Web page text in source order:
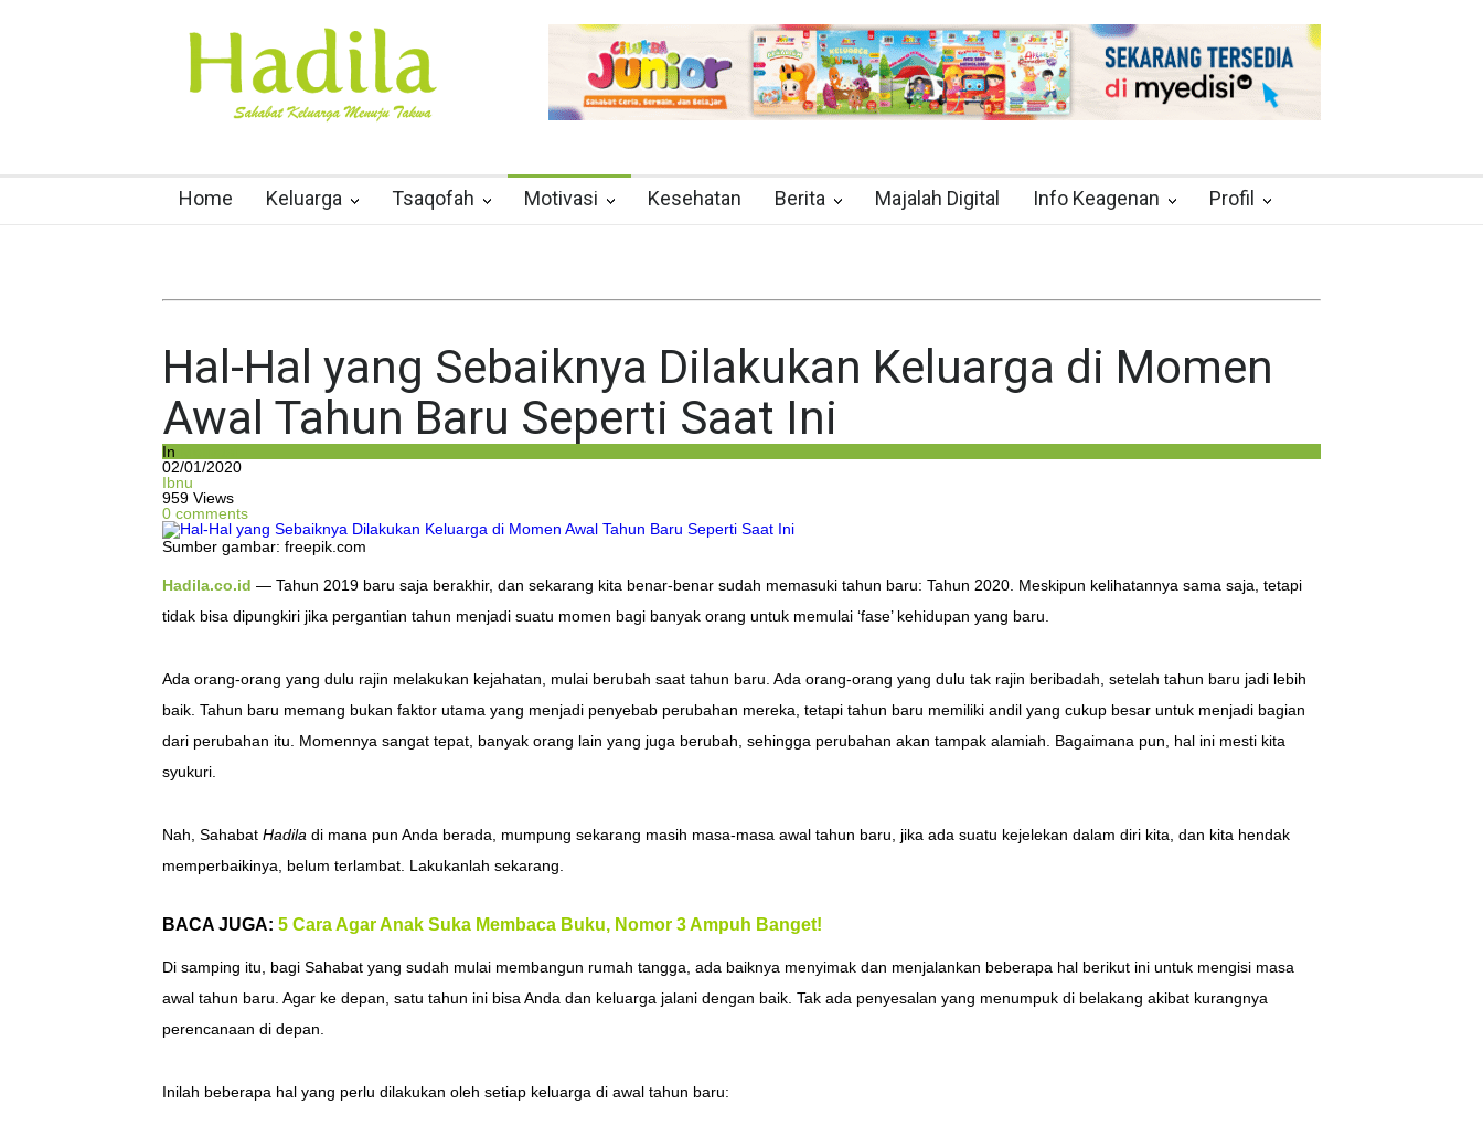
Home Keluarga Tsaqofah Motivasi Kesehatan Berita Majalah Digital Info Keagenan Profil
Hal-Hal yang Sebaiknya Dilakukan Keluarga di Momen
Awal Tahun Baru Seperti Saat Ini
In
02/01/2020
Ibnu
959 Views
0 comments
Sumber gambar: freepik.com
Hadila.co.id — Tahun 2019 baru saja berakhir, dan sekarang kita benar-benar sudah memasuki tahun baru: Tahun 2020. Meskipun kelihatannya sama saja, tetapi
tidak bisa dipungkiri jika pergantian tahun menjadi suatu momen bagi banyak orang untuk memulai ‘fase’ kehidupan yang baru.
Ada orang-orang yang dulu rajin melakukan kejahatan, mulai berubah saat tahun baru. Ada orang-orang yang dulu tak rajin beribadah, setelah tahun baru jadi lebih
baik. Tahun baru memang bukan faktor utama yang menjadi penyebab perubahan mereka, tetapi tahun baru memiliki andil yang cukup besar untuk menjadi bagian
dari perubahan itu. Momennya sangat tepat, banyak orang lain yang juga berubah, sehingga perubahan akan tampak alamiah. Bagaimana pun, hal ini mesti kita
syukuri.
Nah, Sahabat Hadila di mana pun Anda berada, mumpung sekarang masih masa-masa awal tahun baru, jika ada suatu kejelekan dalam diri kita, dan kita hendak
memperbaikinya, belum terlambat. Lakukanlah sekarang.
BACA JUGA: 5 Cara Agar Anak Suka Membaca Buku, Nomor 3 Ampuh Banget!
Di samping itu, bagi Sahabat yang sudah mulai membangun rumah tangga, ada baiknya menyimak dan menjalankan beberapa hal berikut ini untuk mengisi masa
awal tahun baru. Agar ke depan, satu tahun ini bisa Anda dan keluarga jalani dengan baik. Tak ada penyesalan yang menumpuk di belakang akibat kurangnya
perencanaan di depan.
Inilah beberapa hal yang perlu dilakukan oleh setiap keluarga di awal tahun baru: